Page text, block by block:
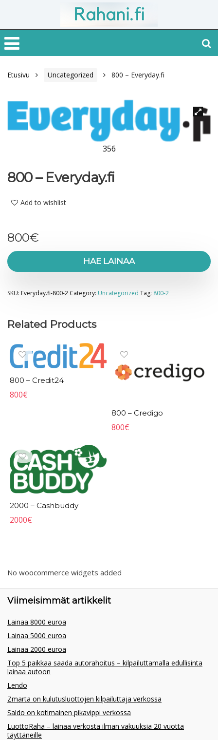
Etusivu Uncategorized 800 – Everyday.fi
356
800 – Everyday.fi
Add to wishlist
800€
HAE LAINAA
SKU: Everyday.fi-800-2 Category: Uncategorized Tag: 800-2
Related Products
800 – Credit24
800€
800 – Credigo
800€
2000 – Cashbuddy
2000€
No woocommerce widgets added
Viimeisimmät artikkelit
Lainaa 8000 euroa
Lainaa 5000 euroa
Lainaa 2000 euroa
Top 5 paikkaa saada autorahoitus – kilpailuttamalla edullisinta
lainaa autoon
Lendo
Zmarta on kulutusluottojen kilpailuttaja verkossa
Saldo on kotimainen pikavippi verkossa
LuottoRaha – lainaa verkosta ilman vakuuksia 20 vuotta
täyttäneille